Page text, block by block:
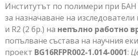
Институтът по полимери при БАН
за назначаване на изследователи
и R2 (2 бр.) на непълно работно
попълване състава на научния
проект BG16RFPR002-1.014-0001: